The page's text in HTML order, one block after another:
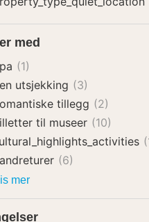
med
(1)
utsjekking (3)
tillegg (2)
til museer (10)
(6)
merPakker